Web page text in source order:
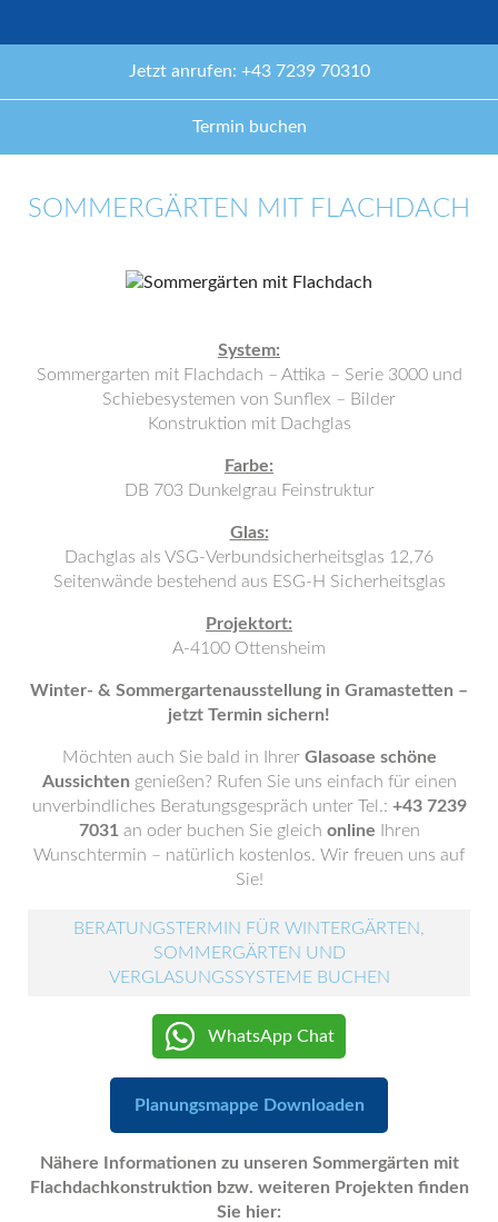
Jetzt anrufen: +43 7239 70310
Termin buchen
SOMMERGÄRTEN MIT FLACHDACH
System:
Sommergarten mit Flachdach – Attika – Serie 3000 und
Schiebesystemen von Sunflex – Bilder
Konstruktion mit Dachglas
Farbe:
DB 703 Dunkelgrau Feinstruktur
Glas:
Dachglas als VSG-Verbundsicherheitsglas 12,76
Seitenwände bestehend aus ESG-H Sicherheitsglas
Projektort:
A-4100 Ottensheim
Winter- & Sommergartenausstellung in Gramastetten –
jetzt Termin sichern!
Möchten auch Sie bald in Ihrer Glasoase schöne
Aussichten genießen? Rufen Sie uns einfach für einen
unverbindliches Beratungsgespräch unter Tel.: +43 7239
7031 an oder buchen Sie gleich online Ihren
Wunschtermin – natürlich kostenlos. Wir freuen uns auf
Sie!
BERATUNGSTERMIN FÜR WINTERGÄRTEN,
SOMMERGÄRTEN UND
VERGLASUNGSSYSTEME BUCHEN
WhatsApp Chat
Planungsmappe Downloaden
Nähere Informationen zu unseren Sommergärten mit
Flachdachkonstruktion bzw. weiteren Projekten finden
Sie hier: